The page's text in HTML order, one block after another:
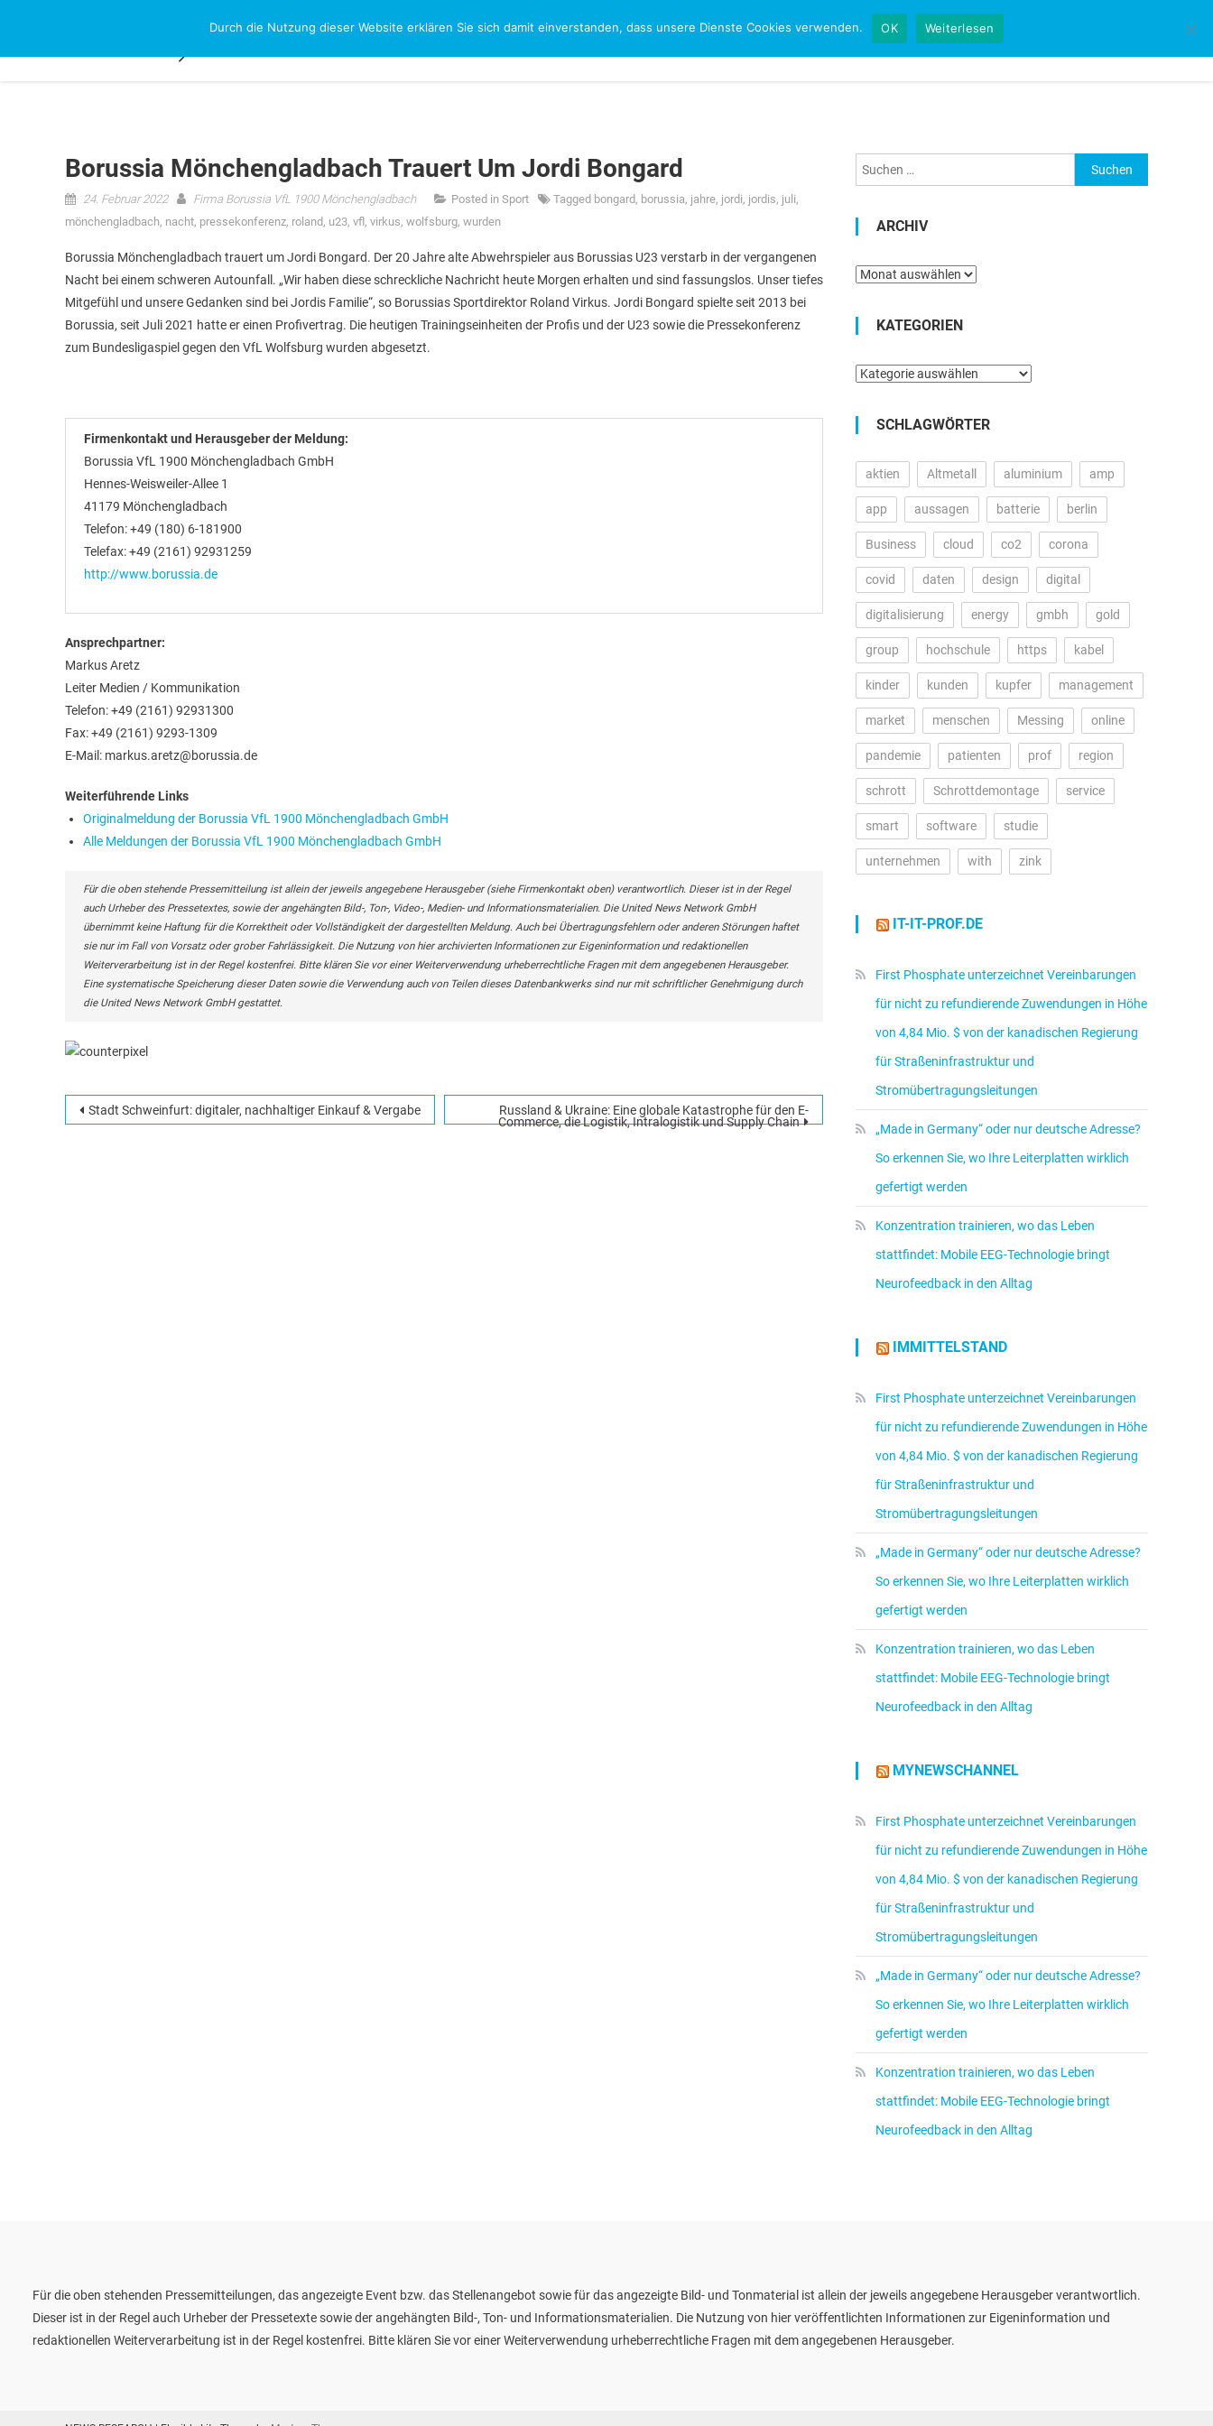
content
NEWS-RESEARCH Startseite
Borussia Mönchengladbach Trauert Um Jordi Bongard
24. Februar 2022 Firma Borussia VfL 1900 Mönchengladbach Posted in Sport Tagged bongard , borussia, jahre, jordi, jordis, juli,
mönchengladbach, nacht, pressekonferenz, roland , u23, vfl , virkus, wolfsburg, wurden
Borussia Mönchengladbach trauert um Jordi Bongard. Der 20 Jahre alte Abwehrspieler aus Borussias U23 verstarb in der vergangenen
Nacht bei einem schweren Autounfall. „Wir haben diese schreckliche Nachricht heute Morgen erhalten und sind fassungslos. Unser tiefes
Mitgefühl und unsere Gedanken sind bei Jordis Familie“, so Borussias Sportdirektor Roland Virkus. Jordi Bongard spielte seit 2013 bei
Borussia, seit Juli 2021 hatte er einen Profivertrag. Die heutigen Trainingseinheiten der Profis und der U23 sowie die Pressekonferenz
zum Bundesligaspiel gegen den VfL Wolfsburg wurden abgesetzt.
Firmenkontakt und Herausgeber der Meldung:
Borussia VfL 1900 Mönchengladbach GmbH
Hennes-Weisweiler-Allee 1
41179 Mönchengladbach
Telefon: +49 (180) 6-181900
Telefax: +49 (2161) 92931259
http://www.borussia.de
Ansprechpartner:
Markus Aretz
Leiter Medien / Kommunikation
Telefon: +49 (2161) 92931300
Fax: +49 (2161) 9293-1309
E-Mail: markus.aretz@borussia.de
Weiterführende Links
Originalmeldung der Borussia VfL 1900 Mönchengladbach GmbH
Alle Meldungen der Borussia VfL 1900 Mönchengladbach GmbH
Für die oben stehende Pressemitteilung ist allein der jeweils angegebene Herausgeber (siehe Firmenkontakt oben) verantwortlich. Dieser ist in der Regel
auch Urheber des Pressetextes, sowie der angehängten Bild-, Ton-, Video-, Medien- und Informationsmaterialien. Die United News Network GmbH
übernimmt keine Haftung für die Korrektheit oder Vollständigkeit der dargestellten Meldung. Auch bei Übertragungsfehlern oder anderen Störungen haftet
sie nur im Fall von Vorsatz oder grober Fahrlässigkeit. Die Nutzung von hier archivierten Informationen zur Eigeninformation und redaktionellen
Weiterverarbeitung ist in der Regel kostenfrei. Bitte klären Sie vor einer Weiterverwendung urheberrechtliche Fragen mit dem angegebenen Herausgeber.
Eine systematische Speicherung dieser Daten sowie die Verwendung auch von Teilen dieses Datenbankwerks sind nur mit schriftlicher Genehmigung durch
die United News Network GmbH gestattet.
Beitragsnavigation
Stadt Schweinfurt: digitaler, nachhaltiger Einkauf & Vergabe
Russland & Ukraine: Eine globale Katastrophe für den E-
Commerce, die Logistik, Intralogistik und Supply Chain
Suchen
nach:
ARCHIV
Archiv
KATEGORIEN
Kategorien
SCHLAGWÖRTER
aktien Altmetall aluminium amp
app aussagen batterie berlin
Business cloud co2 corona
covid daten design digital
digitalisierung energy gmbh gold
group hochschule https kabel
kinder kunden kupfer management
market menschen Messing online
pandemie patienten prof region
schrott Schrottdemontage service
smart software studie
unternehmen with zink
IT-IT-PROF.DE
First Phosphate unterzeichnet Vereinbarungen
für nicht zu refundierende Zuwendungen in Höhe
von 4,84 Mio. $ von der kanadischen Regierung
für Straßeninfrastruktur und
Stromübertragungsleitungen
„Made in Germany“ oder nur deutsche Adresse?
So erkennen Sie, wo Ihre Leiterplatten wirklich
gefertigt werden
Konzentration trainieren, wo das Leben
stattfindet: Mobile EEG-Technologie bringt
Neurofeedback in den Alltag
IMMITTELSTAND
First Phosphate unterzeichnet Vereinbarungen
für nicht zu refundierende Zuwendungen in Höhe
von 4,84 Mio. $ von der kanadischen Regierung
für Straßeninfrastruktur und
Stromübertragungsleitungen
„Made in Germany“ oder nur deutsche Adresse?
So erkennen Sie, wo Ihre Leiterplatten wirklich
gefertigt werden
Konzentration trainieren, wo das Leben
stattfindet: Mobile EEG-Technologie bringt
Neurofeedback in den Alltag
MYNEWSCHANNEL
First Phosphate unterzeichnet Vereinbarungen
für nicht zu refundierende Zuwendungen in Höhe
von 4,84 Mio. $ von der kanadischen Regierung
für Straßeninfrastruktur und
Stromübertragungsleitungen
„Made in Germany“ oder nur deutsche Adresse?
So erkennen Sie, wo Ihre Leiterplatten wirklich
gefertigt werden
Konzentration trainieren, wo das Leben
stattfindet: Mobile EEG-Technologie bringt
Neurofeedback in den Alltag
Für die oben stehenden Pressemitteilungen, das angezeigte Event bzw. das Stellenangebot sowie für das angezeigte Bild- und Tonmaterial ist allein der jeweils angegebene Herausgeber verantwortlich.
Dieser ist in der Regel auch Urheber der Pressetexte sowie der angehängten Bild-, Ton- und Informationsmaterialien. Die Nutzung von hier veröffentlichten Informationen zur Eigeninformation und
redaktionellen Weiterverarbeitung ist in der Regel kostenfrei. Bitte klären Sie vor einer Weiterverwendung urheberrechtliche Fragen mit dem angegebenen Herausgeber.
Durch die Nutzung dieser Website erklären Sie sich damit einverstanden, dass unsere Dienste Cookies verwenden. OK Weiterlesen